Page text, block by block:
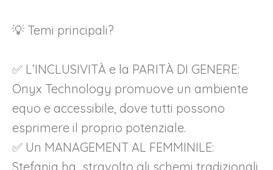
💡 Temi principali?
✅ L’INCLUSIVITÀ e la PARITÀ DI GENERE:
Onyx Technology promuove un ambiente
equo e accessibile, dove tutti possono
esprimere il proprio potenziale.
✅ Un MANAGEMENT AL FEMMINILE:
Stefania ha stravolto gli schemi tradizionali,